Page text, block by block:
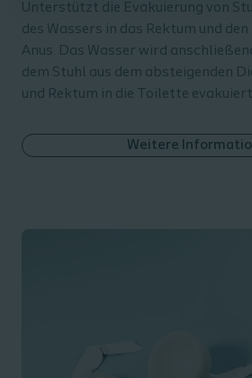
Unterstützt die Evakuierung von
des Wassers in das Rektum und
Anus. Das Wasser wird
dem Stuhl aus dem absteigenden
und Rektum in die Toilette
Weitere